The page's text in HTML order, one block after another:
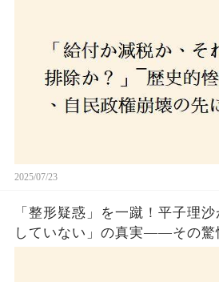
2025/07/23
「整形疑惑」を一蹴！平子理
していない」の真実——その驚